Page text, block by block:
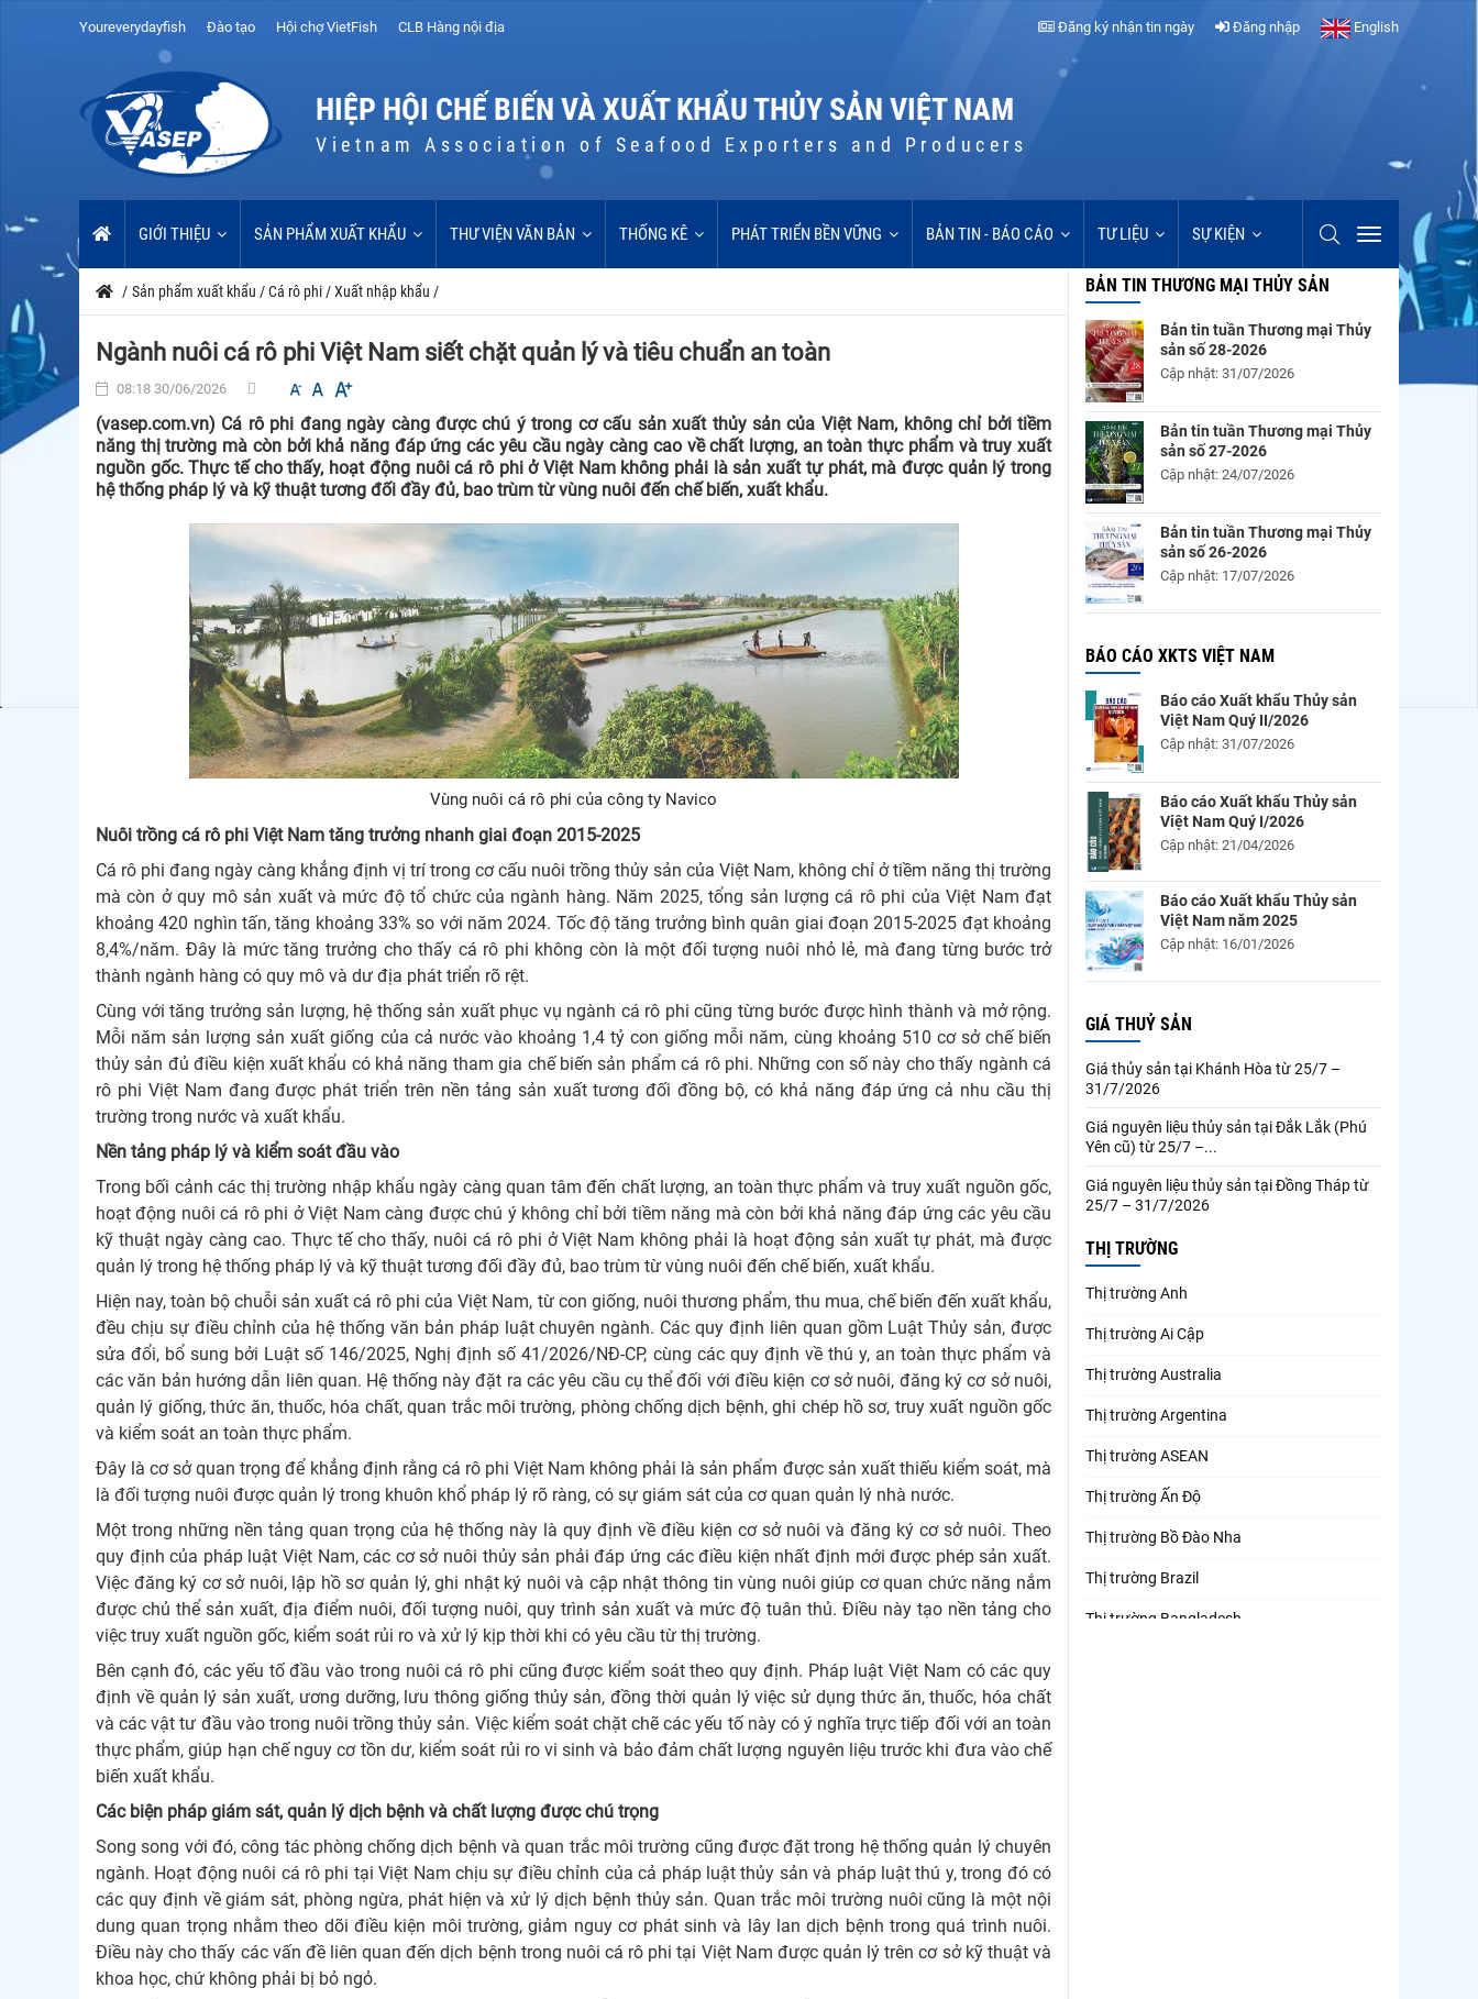
Youreverydayfish Đào tạo Hội chợ VietFish CLB Hàng nội địa Đăng ký nhận tin ngày Đăng nhập English
HIỆP HỘI CHẾ BIẾN VÀ XUẤT KHẨU THỦY SẢN VIỆT NAM
Vietnam Association of Seafood Exporters and Producers
GIỚI THIỆU SẢN PHẨM XUẤT KHẨU THƯ VIỆN VĂN BẢN THỐNG KÊ PHÁT TRIỂN BỀN VỮNG BẢN TIN - BÁO CÁO TƯ LIỆU SỰ KIỆN
/ Sản phẩm xuất khẩu /Cá rô phi /Xuất nhập khẩu /
Ngành nuôi cá rô phi Việt Nam siết chặt quản lý và tiêu chuẩn an toàn
08:18 30/06/2026
(vasep.com.vn) Cá rô phi đang ngày càng được chú ý trong cơ cấu sản xuất thủy sản của Việt Nam, không chỉ bởi tiềm
năng thị trường mà còn bởi khả năng đáp ứng các yêu cầu ngày càng cao về chất lượng, an toàn thực phẩm và truy xuất
nguồn gốc. Thực tế cho thấy, hoạt động nuôi cá rô phi ở Việt Nam không phải là sản xuất tự phát, mà được quản lý trong
hệ thống pháp lý và kỹ thuật tương đối đầy đủ, bao trùm từ vùng nuôi đến chế biến, xuất khẩu.
Vùng nuôi cá rô phi của công ty Navico
Nuôi trồng cá rô phi Việt Nam tăng trưởng nhanh giai đoạn 2015-2025
Cá rô phi đang ngày càng khẳng định vị trí trong cơ cấu nuôi trồng thủy sản của Việt Nam, không chỉ ở tiềm năng thị trường
mà còn ở quy mô sản xuất và mức độ tổ chức của ngành hàng. Năm 2025, tổng sản lượng cá rô phi của Việt Nam đạt
khoảng 420 nghìn tấn, tăng khoảng 33% so với năm 2024. Tốc độ tăng trưởng bình quân giai đoạn 2015-2025 đạt khoảng
8,4%/năm. Đây là mức tăng trưởng cho thấy cá rô phi không còn là một đối tượng nuôi nhỏ lẻ, mà đang từng bước trở
thành ngành hàng có quy mô và dư địa phát triển rõ rệt.
Cùng với tăng trưởng sản lượng, hệ thống sản xuất phục vụ ngành cá rô phi cũng từng bước được hình thành và mở rộng.
Mỗi năm sản lượng sản xuất giống của cả nước vào khoảng 1,4 tỷ con giống mỗi năm, cùng khoảng 510 cơ sở chế biến
thủy sản đủ điều kiện xuất khẩu có khả năng tham gia chế biến sản phẩm cá rô phi. Những con số này cho thấy ngành cá
rô phi Việt Nam đang được phát triển trên nền tảng sản xuất tương đối đồng bộ, có khả năng đáp ứng cả nhu cầu thị
trường trong nước và xuất khẩu.
Nền tảng pháp lý và kiểm soát đầu vào
Trong bối cảnh các thị trường nhập khẩu ngày càng quan tâm đến chất lượng, an toàn thực phẩm và truy xuất nguồn gốc,
hoạt động nuôi cá rô phi ở Việt Nam càng được chú ý không chỉ bởi tiềm năng mà còn bởi khả năng đáp ứng các yêu cầu
kỹ thuật ngày càng cao. Thực tế cho thấy, nuôi cá rô phi ở Việt Nam không phải là hoạt động sản xuất tự phát, mà được
quản lý trong hệ thống pháp lý và kỹ thuật tương đối đầy đủ, bao trùm từ vùng nuôi đến chế biến, xuất khẩu.
Hiện nay, toàn bộ chuỗi sản xuất cá rô phi của Việt Nam, từ con giống, nuôi thương phẩm, thu mua, chế biến đến xuất khẩu,
đều chịu sự điều chỉnh của hệ thống văn bản pháp luật chuyên ngành. Các quy định liên quan gồm Luật Thủy sản, được
sửa đổi, bổ sung bởi Luật số 146/2025, Nghị định số 41/2026/NĐ-CP, cùng các quy định về thú y, an toàn thực phẩm và
các văn bản hướng dẫn liên quan. Hệ thống này đặt ra các yêu cầu cụ thể đối với điều kiện cơ sở nuôi, đăng ký cơ sở nuôi,
quản lý giống, thức ăn, thuốc, hóa chất, quan trắc môi trường, phòng chống dịch bệnh, ghi chép hồ sơ, truy xuất nguồn gốc
và kiểm soát an toàn thực phẩm.
Đây là cơ sở quan trọng để khẳng định rằng cá rô phi Việt Nam không phải là sản phẩm được sản xuất thiếu kiểm soát, mà
là đối tượng nuôi được quản lý trong khuôn khổ pháp lý rõ ràng, có sự giám sát của cơ quan quản lý nhà nước.
Một trong những nền tảng quan trọng của hệ thống này là quy định về điều kiện cơ sở nuôi và đăng ký cơ sở nuôi. Theo
quy định của pháp luật Việt Nam, các cơ sở nuôi thủy sản phải đáp ứng các điều kiện nhất định mới được phép sản xuất.
Việc đăng ký cơ sở nuôi, lập hồ sơ quản lý, ghi nhật ký nuôi và cập nhật thông tin vùng nuôi giúp cơ quan chức năng nắm
được chủ thể sản xuất, địa điểm nuôi, đối tượng nuôi, quy trình sản xuất và mức độ tuân thủ. Điều này tạo nền tảng cho
việc truy xuất nguồn gốc, kiểm soát rủi ro và xử lý kịp thời khi có yêu cầu từ thị trường.
Bên cạnh đó, các yếu tố đầu vào trong nuôi cá rô phi cũng được kiểm soát theo quy định. Pháp luật Việt Nam có các quy
định về quản lý sản xuất, ương dưỡng, lưu thông giống thủy sản, đồng thời quản lý việc sử dụng thức ăn, thuốc, hóa chất
và các vật tư đầu vào trong nuôi trồng thủy sản. Việc kiểm soát chặt chẽ các yếu tố này có ý nghĩa trực tiếp đối với an toàn
thực phẩm, giúp hạn chế nguy cơ tồn dư, kiểm soát rủi ro vi sinh và bảo đảm chất lượng nguyên liệu trước khi đưa vào chế
biến xuất khẩu.
Các biện pháp giám sát, quản lý dịch bệnh và chất lượng được chú trọng
Song song với đó, công tác phòng chống dịch bệnh và quan trắc môi trường cũng được đặt trong hệ thống quản lý chuyên
ngành. Hoạt động nuôi cá rô phi tại Việt Nam chịu sự điều chỉnh của cả pháp luật thủy sản và pháp luật thú y, trong đó có
các quy định về giám sát, phòng ngừa, phát hiện và xử lý dịch bệnh thủy sản. Quan trắc môi trường nuôi cũng là một nội
dung quan trọng nhằm theo dõi điều kiện môi trường, giảm nguy cơ phát sinh và lây lan dịch bệnh trong quá trình nuôi.
Điều này cho thấy các vấn đề liên quan đến dịch bệnh trong nuôi cá rô phi tại Việt Nam được quản lý trên cơ sở kỹ thuật và
khoa học, chứ không phải bị bỏ ngỏ.
BẢN TIN THƯƠNG MẠI THỦY SẢN
Bản tin tuần Thương mại Thủy
sản số 28-2026
Cập nhật: 31/07/2026
Bản tin tuần Thương mại Thủy
sản số 27-2026
Cập nhật: 24/07/2026
Bản tin tuần Thương mại Thủy
sản số 26-2026
Cập nhật: 17/07/2026
BÁO CÁO XKTS VIỆT NAM
Báo cáo Xuất khẩu Thủy sản
Việt Nam Quý II/2026
Cập nhật: 31/07/2026
Báo cáo Xuất khẩu Thủy sản
Việt Nam Quý I/2026
Cập nhật: 21/04/2026
Báo cáo Xuất khẩu Thủy sản
Việt Nam năm 2025
Cập nhật: 16/01/2026
GIÁ THUỶ SẢN
Giá thủy sản tại Khánh Hòa từ 25/7 –
31/7/2026
Giá nguyên liệu thủy sản tại Đắk Lắk (Phú
Yên cũ) từ 25/7 –...
Giá nguyên liệu thủy sản tại Đồng Tháp từ
25/7 – 31/7/2026
THỊ TRƯỜNG
Thị trường Anh
Thị trường Ai Cập
Thị trường Australia
Thị trường Argentina
Thị trường ASEAN
Thị trường Ấn Độ
Thị trường Bồ Đào Nha
Thị trường Brazil
Thị trường Bangladesh